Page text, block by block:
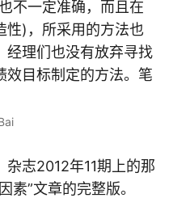
不一定准确，而且在
性)，所采用的方法也
经理们也没有放弃寻找
效目标制定的方法。笔
杂志2012年11期上的那
素”文章的完整版。